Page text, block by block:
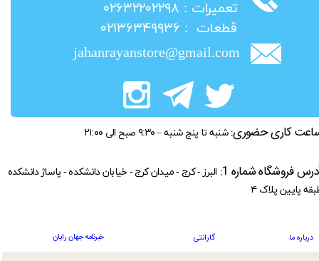
​تعمیرات : ۰۲۶۳۲۲۰۲۲۹۸
​قطعات : ۰۲۱۳۶۳۴۹۹۳۶
jahanrayanstore@gmail.com
کاری حضوری: شنبه تا پنج شنبه – ۹:۳۰ صبح الی ۲۱:۰۰
درباره ما گارانتی خبرنامه جهان رایان
فروشگاه شماره 1:
البرز - کرج - میدان کرج - خیابان دانشکده - پاساژ دانشکده
پایین پلاک ۴